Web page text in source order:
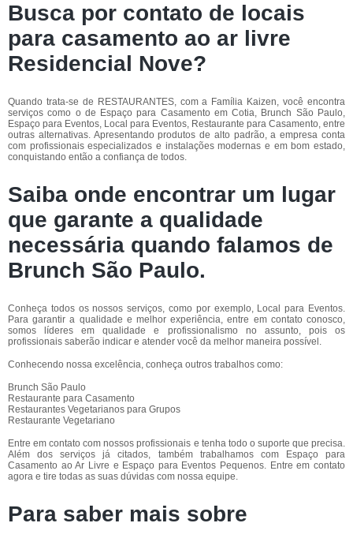
Busca por contato de locais
para casamento ao ar livre
Residencial Nove?
Quando trata-se de RESTAURANTES, com a Família Kaizen, você encontra
serviços como o de Espaço para Casamento em Cotia, Brunch São Paulo,
Espaço para Eventos, Local para Eventos, Restaurante para Casamento, entre
outras alternativas. Apresentando produtos de alto padrão, a empresa conta
com profissionais especializados e instalações modernas e em bom estado,
conquistando então a confiança de todos.
Saiba onde encontrar um lugar
que garante a qualidade
necessária quando falamos de
Brunch São Paulo.
Conheça todos os nossos serviços, como por exemplo, Local para Eventos.
Para garantir a qualidade e melhor experiência, entre em contato conosco,
somos líderes em qualidade e profissionalismo no assunto, pois os
profissionais saberão indicar e atender você da melhor maneira possível.
Conhecendo nossa excelência, conheça outros trabalhos como:
Brunch São Paulo
Restaurante para Casamento
Restaurantes Vegetarianos para Grupos
Restaurante Vegetariano
Entre em contato com nossos profissionais e tenha todo o suporte que precisa.
Além dos serviços já citados, também trabalhamos com Espaço para
Casamento ao Ar Livre e Espaço para Eventos Pequenos. Entre em contato
agora e tire todas as suas dúvidas com nossa equipe.
Para saber mais sobre